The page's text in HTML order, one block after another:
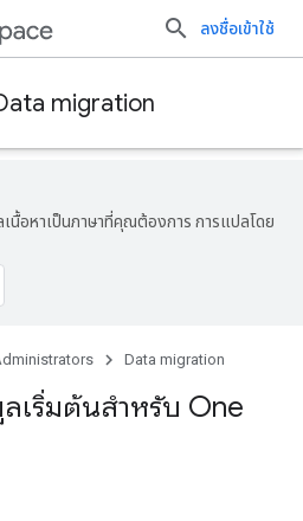
ลงชื่อเข้าใช้
migration
เนื้อหาเป็นภาษาที่คุณต้องการ การแปลโดย
Data migration
ลเริ่มต้นสำหรับ One